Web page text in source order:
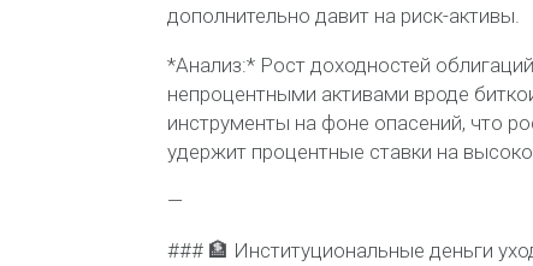
дополнительно давит на риск-активы.
*Анализ:* Рост доходностей
непроцентными активами вроде
инструменты на фоне опасений, что
удержит процентные ставки на
—
### 🏦 Институциональные деньги